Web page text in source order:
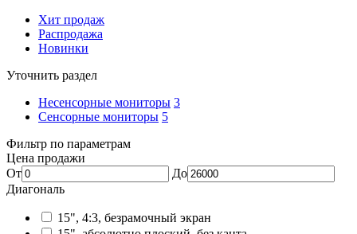
Хит продаж
Распродажа
Новинки
Уточнить раздел
Несенсорные мониторы 3
Сенсорные мониторы 5
Фильтр по параметрам
Цена продажи
От
До
Диагональ
15", 4:3, безрамочный экран